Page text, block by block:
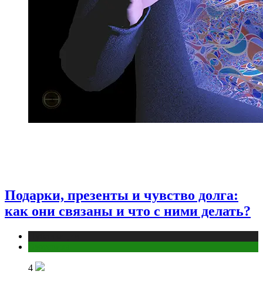
Подарки, презенты и чувство долга:
как они связаны и что с ними делать?
4